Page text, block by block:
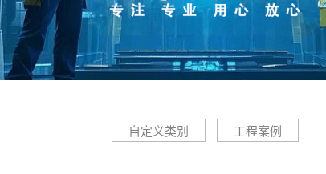
自定义类别 工程案例